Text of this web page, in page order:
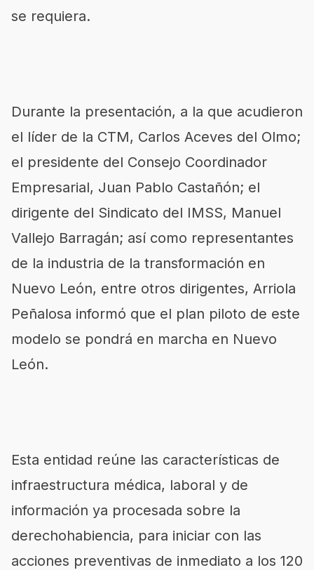
se requiera.
Durante la presentación, a la que acudieron
el líder de la CTM, Carlos Aceves del Olmo;
el presidente del Consejo Coordinador
Empresarial, Juan Pablo Castañón; el
dirigente del Sindicato del IMSS, Manuel
Vallejo Barragán; así como representantes
de la industria de la transformación en
Nuevo León, entre otros dirigentes, Arriola
Peñalosa informó que el plan piloto de este
modelo se pondrá en marcha en Nuevo
León.
Esta entidad reúne las características de
infraestructura médica, laboral y de
información ya procesada sobre la
derechohabiencia, para iniciar con las
acciones preventivas de inmediato a los 120